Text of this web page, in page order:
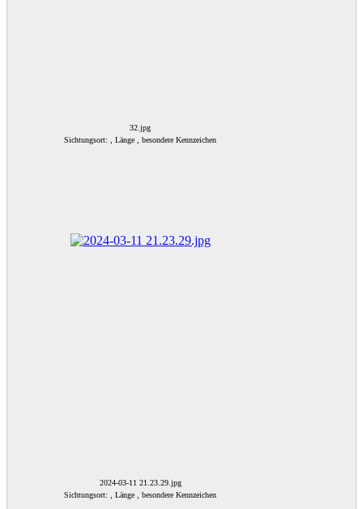
32.jpg
Sichtungsort: , Länge , besondere Kennzeichen
2024-03-11 21.23.29.jpg
Sichtungsort: , Länge , besondere Kennzeichen